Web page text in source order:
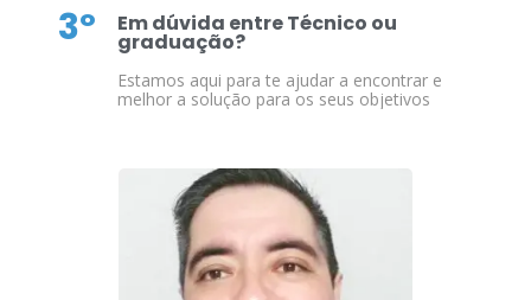
3º Em dúvida entre Técnico ou
graduação?
Estamos aqui para te ajudar a encontrar e
melhor a solução para os seus objetivos